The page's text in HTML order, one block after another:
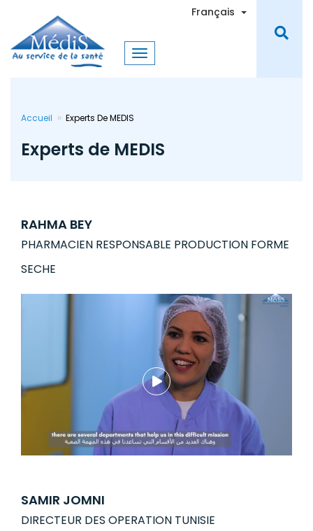
contenu
principal
Français Toggle
Accueil Experts De MEDIS
Experts de MEDIS
RAHMA BEY
PHARMACIEN RESPONSABLE PRODUCTION FORME
SECHE
SAMIR JOMNI
DIRECTEUR DES OPERATION TUNISIE